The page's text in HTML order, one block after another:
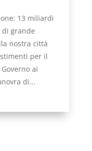
13 miliardi
di grande
nostra città
per il
ai
di...